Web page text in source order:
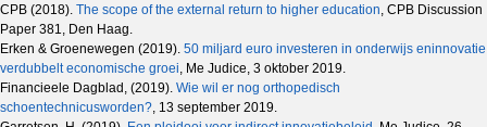
CPB (2018). The scope of the external return to higher education , CPB Discussion
Paper 381, Den Haag.
Erken & Groenewegen (2019). 50 miljard euro investeren in onderwijs eninnovatie
verdubbelt economische groei , Me Judice, 3 oktober 2019.
Financieele Dagblad, (2019). Wie wil er nog orthopedisch
schoentechnicusworden? , 13 september 2019.